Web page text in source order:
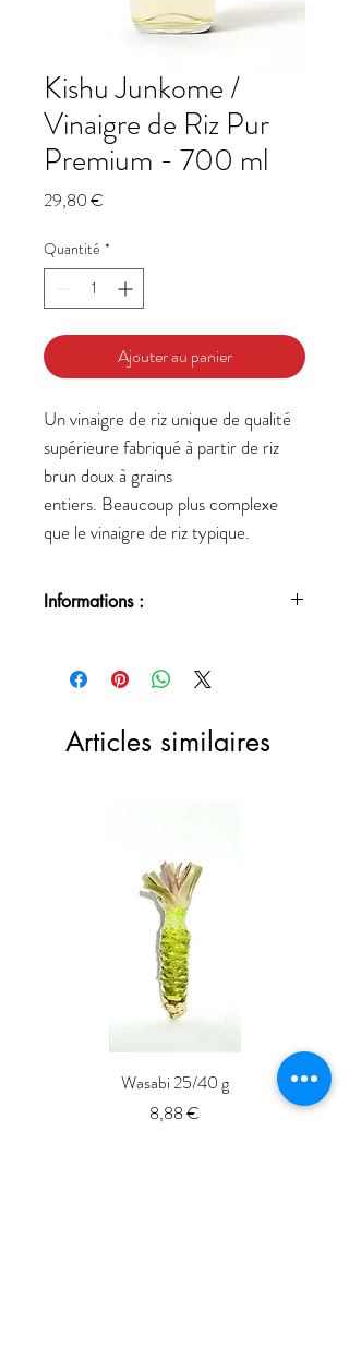
Kishu Junkome /
Vinaigre de Riz Pur
Premium - 700 ml
29,80 €
Quantité *
Ajouter au panier
Un vinaigre de riz unique de qualité
supérieure fabriqué à partir de riz
brun doux à grains
entiers. Beaucoup plus complexe
que le vinaigre de riz typique.
Informations :
Articles similaires
Wasabi 25/40 g
Prix
8,88 €
Fresh